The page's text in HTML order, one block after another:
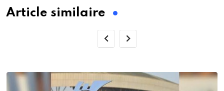
Article similaire